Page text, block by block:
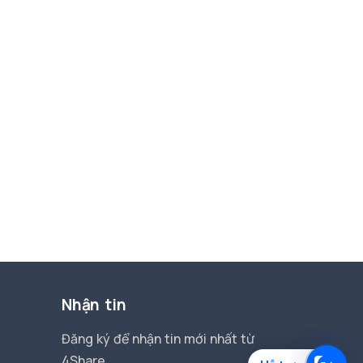
Nhận tin
Đăng ký để nhận tin mới nhất từ